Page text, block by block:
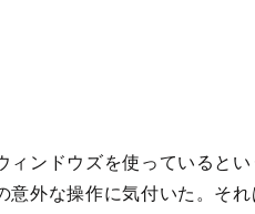
ンドウズを使っているとい
外な操作に気付いた。そ